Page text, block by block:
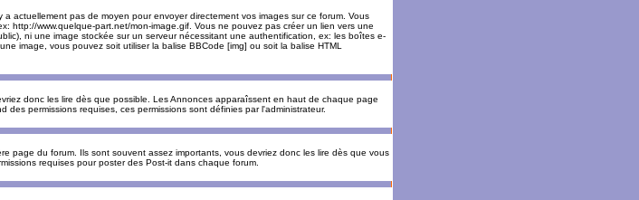
actuellement pas de moyen pour envoyer directement vos images sur ce forum. Vous
http://www.quelque-part.net/mon-image.gif. Vous ne pouvez pas créer un lien vers une
ni une image stockée sur un serveur nécessitant une authentification, ex: les boîtes e-
image, vous pouvez soit utiliser la balise BBCode [img] ou soit la balise HTML
donc les lire dès que possible. Les Annonces apparaîssent en haut de chaque page
permissions requises, ces permissions sont définies par l'administrateur.
page du forum. Ils sont souvent assez importants, vous devriez donc les lire dès que vous
requises pour poster des Post-it dans chaque forum.